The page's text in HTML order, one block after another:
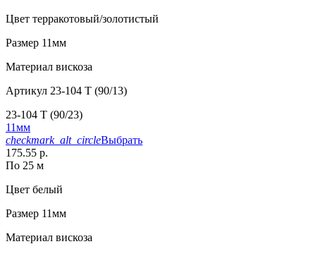
Цвет терракотовый/золотистый
Размер 11мм
Материал вискоза
Артикул 23-104 T (90/13)
23-104 T (90/23)
11мм
checkmark_alt_circleВыбрать
175.55 р.
По 25 м
Цвет белый
Размер 11мм
Материал вискоза